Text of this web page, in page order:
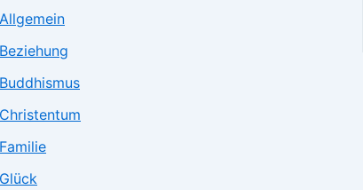
Allgemein
Beziehung
Buddhismus
Christentum
Familie
Glück